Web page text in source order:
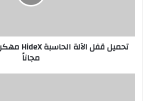
مجاناً